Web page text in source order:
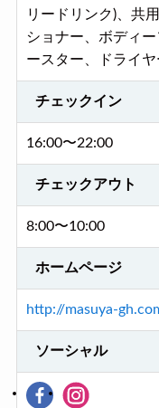
リードリンク)、共
ショナー、ボディ
ースター、ドライヤ
チェックイン
16:00〜22:00
チェックアウト
8:00〜10:00
ホームページ
http://masuya-
ソーシャル